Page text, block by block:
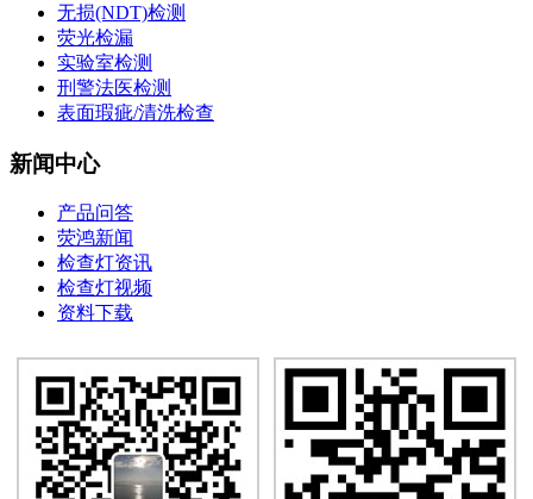
无损(NDT)检测
荧光检漏
实验室检测
刑警法医检测
表面瑕疵/清洗检查
新闻中心
产品问答
荧鸿新闻
检查灯资讯
检查灯视频
资料下载